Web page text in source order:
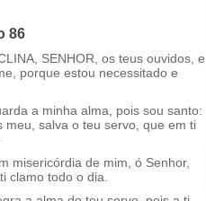
86
SENHOR, os teus ouvidos, e
porque estou necessitado e
a minha alma, pois sou santo:
meu, salva o teu servo, que em ti
misericórdia de mim, ó Senhor,
clamo todo o dia.